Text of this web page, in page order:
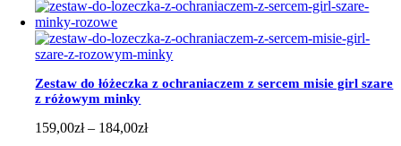
wiele
wariantów.
Opcje
można
wybrać
na
stronie
produktu
Zestaw do łóżeczka z ochraniaczem z sercem misie girl szare
z różowym minky
159,00zł – 184,00złZakres